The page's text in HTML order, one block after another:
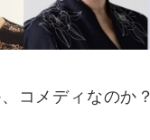
コメディなのか？